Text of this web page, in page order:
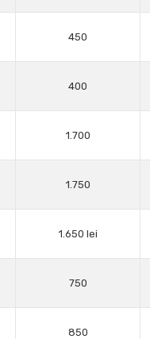
450
400
1.700
1.750
1.650 lei
750
850